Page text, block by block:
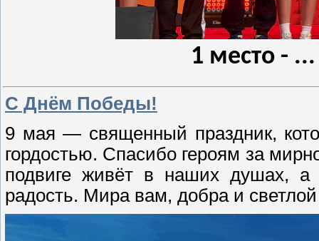
1 место -
С Днём Победы!
9 мая — священный праздник,
гордостью. Спасибо героям за
подвиге живёт в наших душах, а
радость. Мира вам, добра и